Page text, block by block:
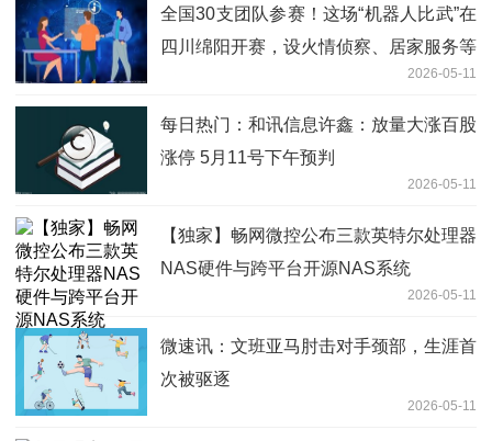
全国30支团队参赛！这场“机器人比武”在
四川绵阳开赛，设火情侦察、居家服务等
2026-05-11
每日热门：和讯信息许鑫：放量大涨百股
涨停 5月11号下午预判
2026-05-11
【独家】畅网微控公布三款英特尔处理器
NAS硬件与跨平台开源NAS系统
2026-05-11
微速讯：文班亚马肘击对手颈部，生涯首
次被驱逐
2026-05-11